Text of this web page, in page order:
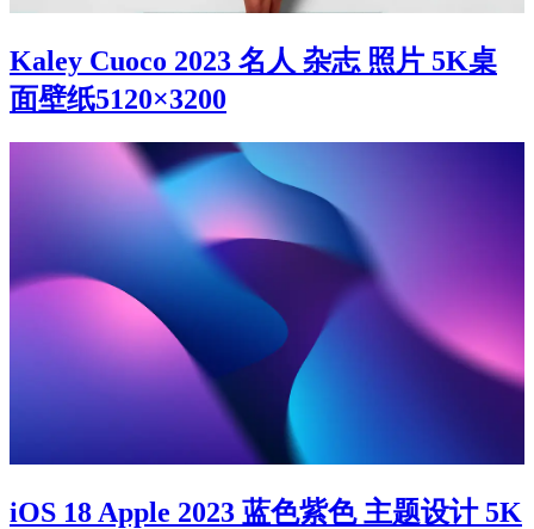
Kaley Cuoco 2023 名人 杂志 照片 5K桌
面壁纸5120×3200
iOS 18 Apple 2023 蓝色紫色 主题设计 5K